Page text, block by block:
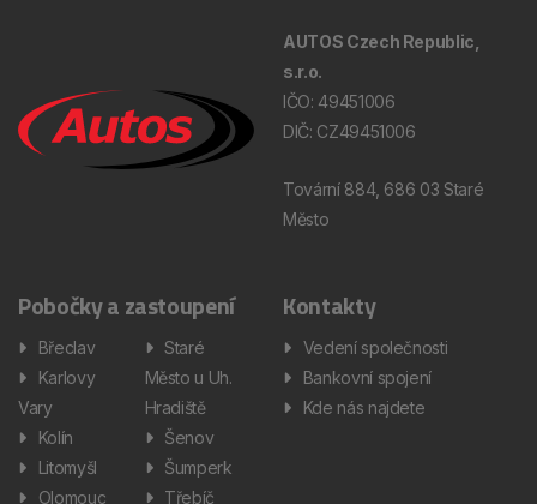
AUTOS Czech Republic,
s.r.o.
IČO: 49451006
DIČ: CZ49451006
Tovární 884, 686 03 Staré
Město
Pobočky a zastoupení
Břeclav
Karlovy
Vary
Kolín
Litomyšl
Olomouc
Staré
Město u Uh.
Hradiště
Šenov
Šumperk
Třebíč
Kontakty
Vedení společnosti
Bankovní spojení
Kde nás najdete